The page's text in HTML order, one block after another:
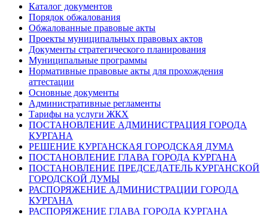
Каталог документов
Порядок обжалования
Обжалованные правовые акты
Проекты муниципальных правовых актов
Документы стратегического планирования
Муниципальные программы
Нормативные правовые акты для прохождения
аттестации
Основные документы
Административные регламенты
Тарифы на услуги ЖКХ
ПОСТАНОВЛЕНИЕ АДМИНИСТРАЦИЯ ГОРОДА
КУРГАНА
РЕШЕНИЕ КУРГАНСКАЯ ГОРОДСКАЯ ДУМА
ПОСТАНОВЛЕНИЕ ГЛАВА ГОРОДА КУРГАНА
ПОСТАНОВЛЕНИЕ ПРЕДСЕДАТЕЛЬ КУРГАНСКОЙ
ГОРОДСКОЙ ДУМЫ
РАСПОРЯЖЕНИЕ АДМИНИСТРАЦИИ ГОРОДА
КУРГАНА
РАСПОРЯЖЕНИЕ ГЛАВА ГОРОДА КУРГАНА